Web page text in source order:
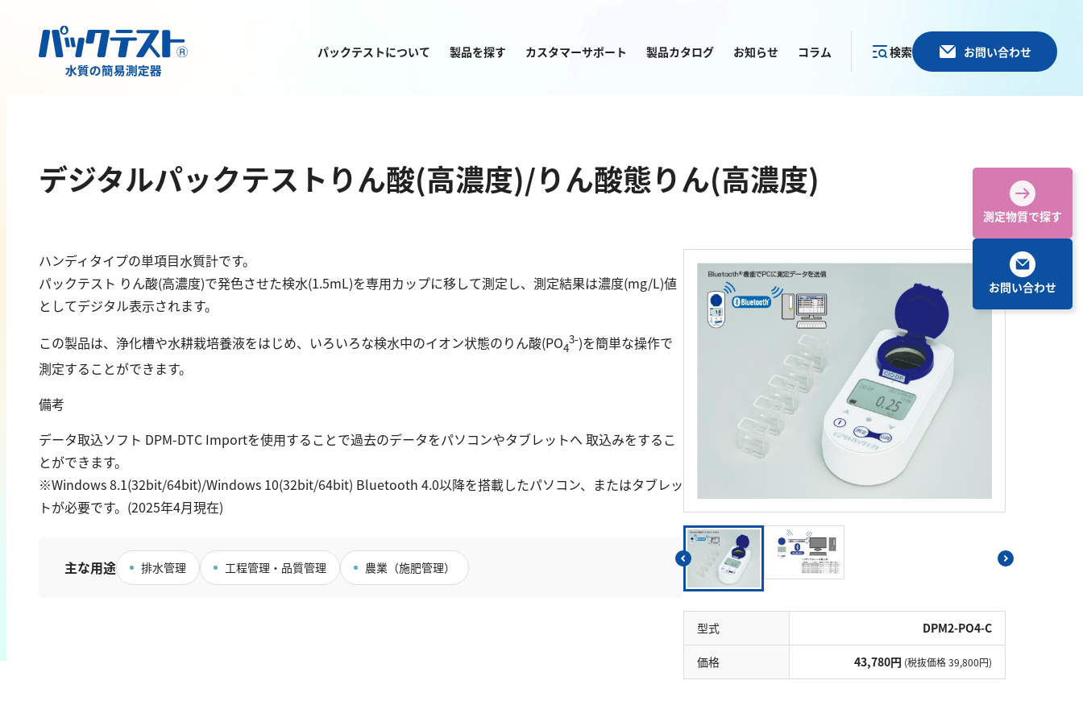
検索 お問い合わせ
パックテストについて 製品を探す カスタマーサポート 製品カタログ お知らせ コラム
デジタルパックテストりん酸(高濃度)/りん酸態りん(高濃度)
ハンディタイプの単項目水質計です。
パックテスト りん酸(高濃度)で発色させた検水(1.5mL)を専用カップに移して測定し、測定結果は濃度(mg/L)値
としてデジタル表示されます。
この製品は、浄化槽や水耕栽培養液をはじめ、いろいろな検水中のイオン状態のりん酸(PO4
3-)を簡単な操作で
測定することができます。
備考
データ取込ソフト DPM-DTC Importを使用することで過去のデータをパソコンやタブレットへ 取込みをするこ
とができます。
※Windows 8.1(32bit/64bit)/Windows 10(32bit/64bit) Bluetooth 4.0以降を搭載したパソコン、またはタブレッ
トが必要です。(2025年4月現在)
主な用途 排水管理 工程管理・品質管理 農業（施肥管理）
型式 DPM2-PO4-C
価格 43,780円 (税抜価格 39,800円)
測定物質で探す
お問い合わせ
金属
亜鉛
アルミニウム
カドミウム
クロム
鉄
銅
鉛
ニッケル
モリブデン
金属総量
有機汚濁
BOD
COD
硬度
全硬度
塩素
亜塩素酸ナトリウム
二酸化塩素
硫黄
亜硫酸
窒素
アンモニウム
亜硝酸
りん
全りん
その他
塩化物
アルカリ度
ほう素
シアン
界面活性剤
ふっ素
油分
ホルムアルデヒドグルコース
過酸化水素
ヒドラジン
フェノール
ビタミンC
アスベスト
グルタミン酸
吸光度
濁度|色度